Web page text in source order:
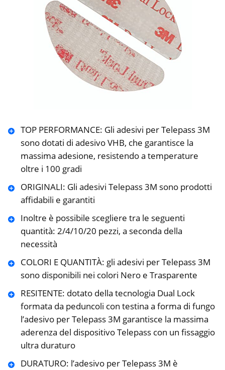
TOP PERFORMANCE: Gli adesivi per Telepass 3M
sono dotati di adesivo VHB, che garantisce la
massima adesione, resistendo a temperature
oltre i 100 gradi
ORIGINALI: Gli adesivi Telepass 3M sono prodotti
affidabili e garantiti
Inoltre è possibile scegliere tra le seguenti
quantità: 2/4/10/20 pezzi, a seconda della
necessità
COLORI E QUANTITÀ: gli adesivi per Telepass 3M
sono disponibili nei colori Nero e Trasparente
RESITENTE: dotato della tecnologia Dual Lock
formata da peduncoli con testina a forma di fungo
l’adesivo per Telepass 3M garantisce la massima
aderenza del dispositivo Telepass con un fissaggio
ultra duraturo
DURATURO: l’adesivo per Telepass 3M è